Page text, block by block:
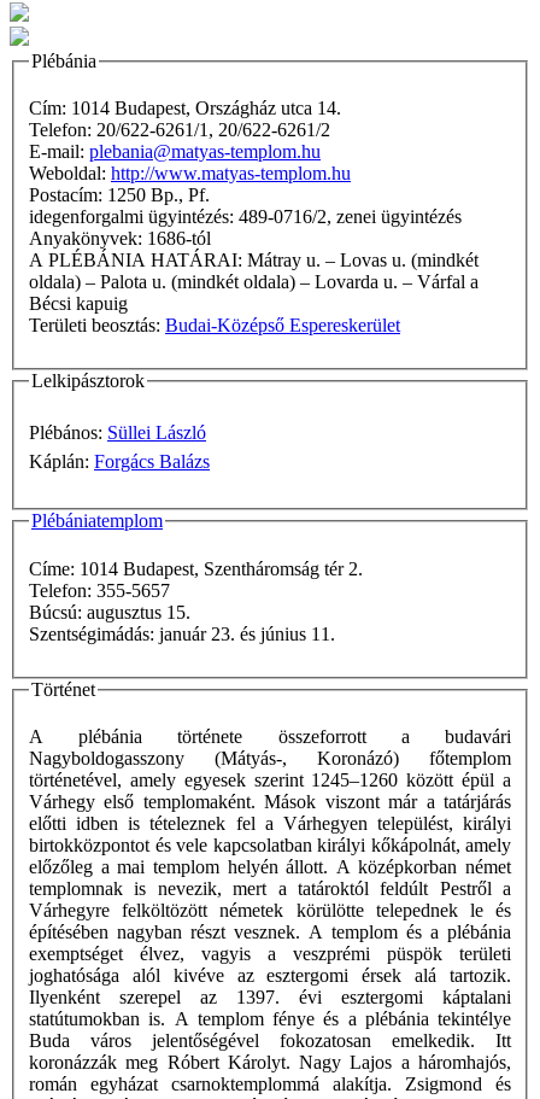
Plébánia
Cím: 1014 Budapest, Országház utca 14.
Telefon: 20/622-6261/1, 20/622-6261/2
E-mail: plebania@matyas-templom.hu
Weboldal: http://www.matyas-templom.hu
Postacím: 1250 Bp., Pf.
idegenforgalmi ügyintézés: 489-0716/2, zenei ügyintézés
Anyakönyvek: 1686-tól
A PLÉBÁNIA HATÁRAI: Mátray u. – Lovas u. (mindkét
oldala) – Palota u. (mindkét oldala) – Lovarda u. – Várfal a
Bécsi kapuig
Területi beosztás: Budai-Középső Espereskerület
Lelkipásztorok
Plébános: Süllei László
Káplán: Forgács Balázs
Plébániatemplom
Címe: 1014 Budapest, Szentháromság tér 2.
Telefon: 355-5657
Búcsú: augusztus 15.
Szentségimádás: január 23. és június 11.
Történet
A plébánia története összeforrott a budavári
Nagyboldogasszony (Mátyás-, Koronázó) főtemplom
történetével, amely egyesek szerint 1245–1260 között épül a
Várhegy első templomaként. Mások viszont már a tatárjárás
előtti idben is tételeznek fel a Várhegyen települést, királyi
birtokközpontot és vele kapcsolatban királyi kőkápolnát, amely
előzőleg a mai templom helyén állott. A középkorban német
templomnak is nevezik, mert a tatároktól feldúlt Pestről a
Várhegyre felköltözött németek körülötte telepednek le és
építésében nagyban részt vesznek. A templom és a plébánia
exemptséget élvez, vagyis a veszprémi püspök területi
joghatósága alól kivéve az esztergomi érsek alá tartozik.
Ilyenként szerepel az 1397. évi esztergomi káptalani
statútumokban is. A templom fénye és a plébánia tekintélye
Buda város jelentőségével fokozatosan emelkedik. Itt
koronázzák meg Róbert Károlyt. Nagy Lajos a háromhajós,
román egyházat csarnoktemplommá alakítja. Zsigmond és